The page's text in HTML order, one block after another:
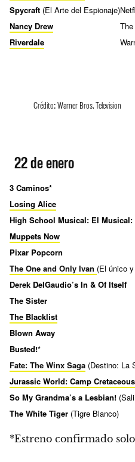
Spycraft (El Arte del Espionaje)
Nancy Drew
Riverdale
Crédito: Warner Bros. Television
22 de enero
3 Caminos*
Losing Alice
High School Musical: El
Muppets Now
Pixar Popcorn
The One and Only Ivan (El único
Derek DelGaudio’s In & Of Itself
The Sister
The Blacklist
Blown Away
Busted!*
Fate: The Winx Saga (Destino: La
Jurassic World: Camp Cretaceous
So My Grandma’s a Lesbian!
The White Tiger (Tigre Blanco)
*Estreno confirmado